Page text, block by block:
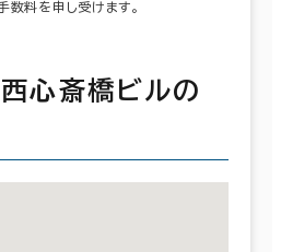
料を申し受けます。
西心斎橋ビルの